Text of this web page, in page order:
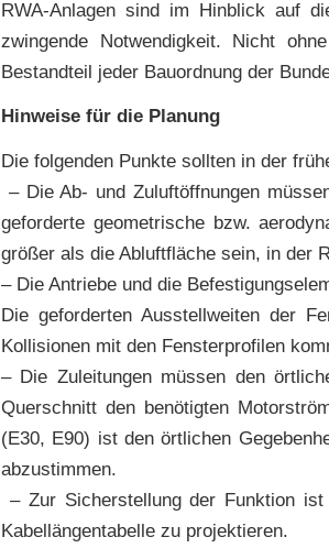
RWA-Anlagen sind im Hinblick auf
zwingende Notwendigkeit. Nicht
Bestandteil jeder Bauordnung der
Hinweise für die Planung
Die folgenden Punkte sollten in der
– Die Ab- und Zuluftöffnungen
geforderte geometrische bzw.
größer als die Abluftfläche sein, in der
– Die Antriebe und die
Die geforderten Ausstellweiten der
Kollisionen mit den Fensterprofilen
– Die Zuleitungen müssen den
Querschnitt den benötigten
(E30, E90) ist den örtlichen
abzustimmen.
– Zur Sicherstellung der Funktion
Kabellängentabelle zu projektieren.